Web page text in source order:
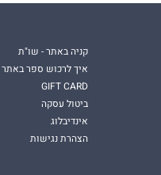
קניה באתר - שו"ת
איך לרכוש ספר באתר
GIFT CARD
ביטול עסקה
אינדיבלוג
הצהרת נגישות